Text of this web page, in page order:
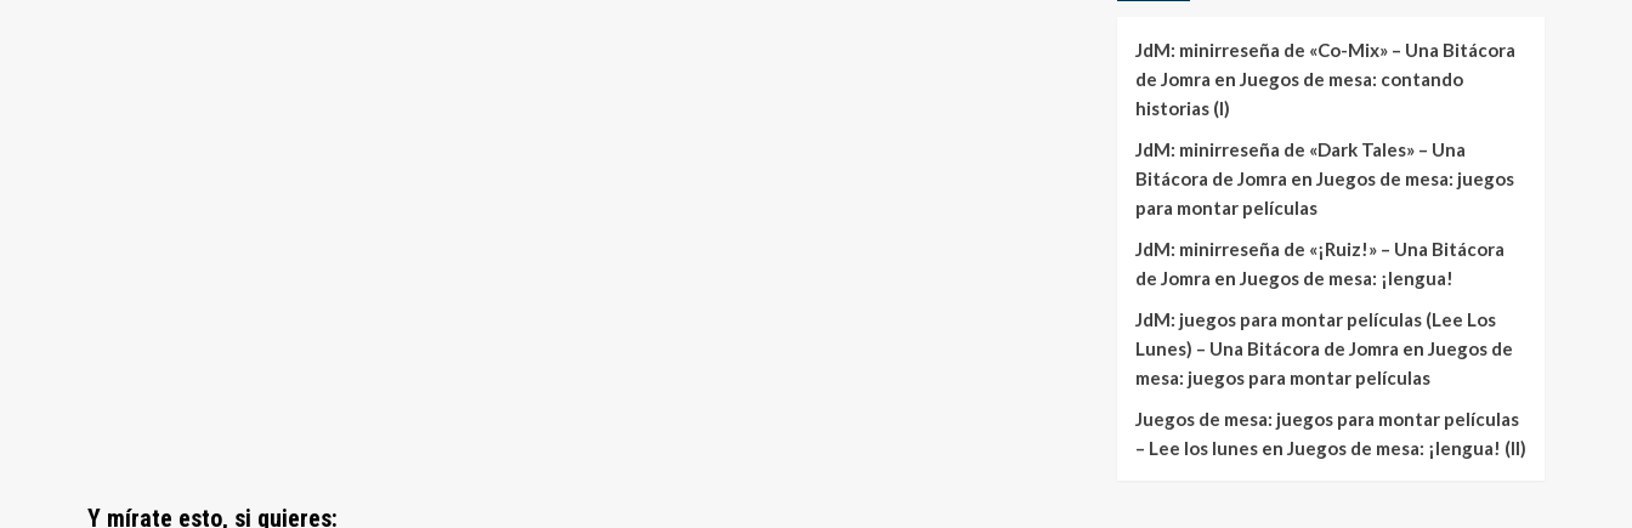
JdM: minirreseña de «Co-Mix» – Una Bitácora
de Jomra en Juegos de mesa: contando
historias (I)
JdM: minirreseña de «Dark Tales» – Una
Bitácora de Jomra en Juegos de mesa: juegos
para montar películas
JdM: minirreseña de «¡Ruiz!» – Una Bitácora
de Jomra en Juegos de mesa: ¡lengua!
JdM: juegos para montar películas (Lee Los
Lunes) – Una Bitácora de Jomra en Juegos de
mesa: juegos para montar películas
Juegos de mesa: juegos para montar películas
– Lee los lunesen Juegos de mesa: ¡lengua! (II)
Y mírate esto, si quieres: